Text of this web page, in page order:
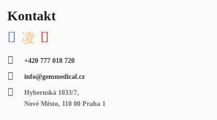
Kontakt
+420 777 018 720
info@gemmedical.cz
Hybernská 1033/7,
Nové Město, 110 00 Praha 1